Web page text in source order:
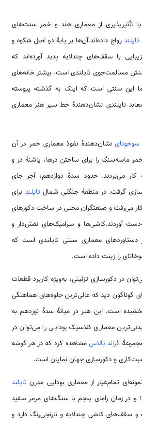
تأثیرپذیری از معماری هند و خمر سنت‌های
تایلند رواج داده‌اند.آن‌ها بر پایهٔ دو اصل شکوه و
با سقف‌های چندلایه پدید آورده‌اند که
مسالمت‌جوی تایلندی است. بیشتر خانه‌های
این سنتی است که اینک به گذشته پیوسته
معابد تایلندی نشان‌دهندهٔ خط سیر هنر معماری
سوخوتای نشان‌دهندهٔ نفوذ معماری خمر در آن
ماسه‌سنگ را برای ساختن درها، پاشنهٔ در و
کار می‌بردند. حدود سدهٔ دوازدهم، آجر جای
گرفت. در منطقهٔ جنگلی شمال تایلند برای
می‌رفت و صنعتگران محلی در ساخت دکورهای
آوردند.کاشی‌ها و سرامیک‌های نقش‌دار و
دستاوردهای معماری سنتی تایلندی است که
را زینت داده است.
در دکورسازی تزئینی، به‌ویژه کاربرد قطعات
گوناگون دید که عالی‌ترین جلوه‌های هماهنگی
است. این هنر در میانهٔ سدهٔ نوزدهم به
معماری کلاسیک بودایی را می‌توان در
گراند پالاسمشاهده کرد که در هر گوشه
و دکورسازی جهان نمایان است.
تمام‌عیار از معماری بودایی مدرن تایلند
است. این معبد در ۱۸۹۹ و در زمان رامای پنجم با سنگ‌های مرمر سفید
و سقف‌های کاشی چندلایه و نارنجی‌رنگ دارد و